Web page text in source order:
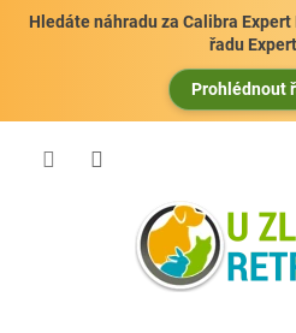
Hledáte náhradu za Calibra
řadu
Prohlédnout